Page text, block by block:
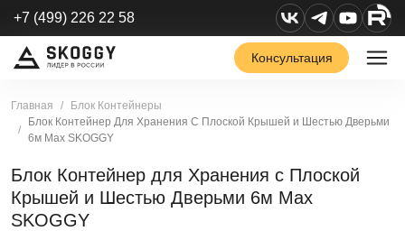
+7 (499) 226 22 58
Консультация
Главная
Блок Контейнеры
Блок Контейнер Для Хранения С Плоской Крышей и Шестью Дверьми
6м Max SKOGGY
Блок Контейнер для Хранения с Плоской
Крышей и Шестью Дверьми 6м Max
SKOGGY